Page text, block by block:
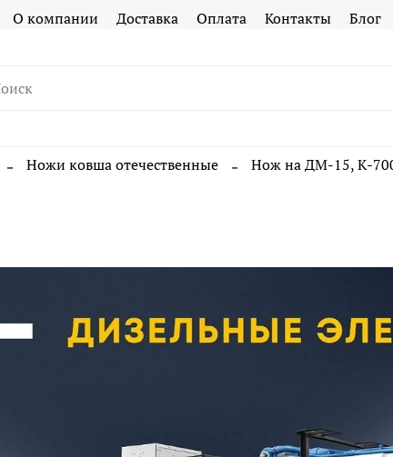
О компании Доставка Оплата Контакты Блог
Ножи ковша отечественные Нож на ДМ-15, К-